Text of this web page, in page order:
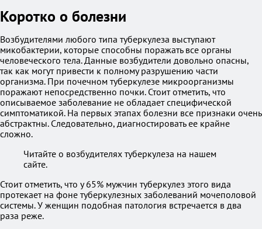
Коротко о болезни
Возбудителями любого типа туберкулеза выступают
микобактерии, которые способны поражать все органы
человеческого тела. Данные возбудители довольно опасны,
так как могут привести к полному разрушению части
организма. При почечном туберкулезе микроорганизмы
поражают непосредственно почки. Стоит отметить, что
описываемое заболевание не обладает специфической
симптоматикой. На первых этапах болезни все признаки очень
абстрактны. Следовательно, диагностировать ее крайне
сложно.
Читайте о возбудителях туберкулеза на нашем
сайте.
Стоит отметить, что у 65% мужчин туберкулез этого вида
протекает на фоне туберкулезных заболеваний мочеполовой
системы. У женщин подобная патология встречается в два
раза реже.